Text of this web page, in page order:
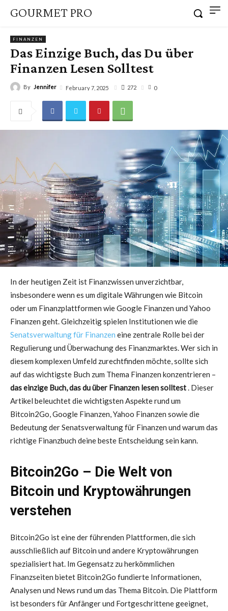
GOURMET PRO
FINANZEN
Das Einzige Buch, das Du über
Finanzen Lesen Solltest
By Jennifer February 7, 2025 272 0
In der heutigen Zeit ist Finanzwissen unverzichtbar,
insbesondere wenn es um digitale Währungen wie Bitcoin
oder um Finanzplattformen wie Google Finanzen und Yahoo
Finanzen geht. Gleichzeitig spielen Institutionen wie die
Senatsverwaltung für Finanzen eine zentrale Rolle bei der
Regulierung und Überwachung des Finanzmarktes. Wer sich in
diesem komplexen Umfeld zurechtfinden möchte, sollte sich
auf das wichtigste Buch zum Thema Finanzen konzentrieren –
das einzige Buch, das du über Finanzen lesen solltest. Dieser
Artikel beleuchtet die wichtigsten Aspekte rund um
Bitcoin2Go, Google Finanzen, Yahoo Finanzen sowie die
Bedeutung der Senatsverwaltung für Finanzen und warum das
richtige Finanzbuch deine beste Entscheidung sein kann.
Bitcoin2Go – Die Welt von
Bitcoin und Kryptowährungen
verstehen
Bitcoin2Go ist eine der führenden Plattformen, die sich
ausschließlich auf Bitcoin und andere Kryptowährungen
spezialisiert hat. Im Gegensatz zu herkömmlichen
Finanzseiten bietet Bitcoin2Go fundierte Informationen,
Analysen und News rund um das Thema Bitcoin. Die Plattform
ist besonders für Anfänger und Fortgeschrittene geeignet,